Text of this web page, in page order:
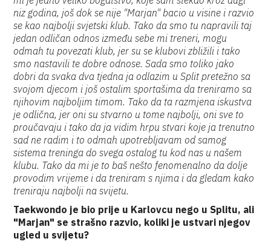
niz godina, još dok se nije "Marjan" bacio u visine i razvio
se kao najbolji svjetski klub. Tako da smo tu napravili taj
jedan odličan odnos između sebe mi treneri, mogu
odmah tu povezati klub, jer su se klubovi zbližili i tako
smo nastavili te dobre odnose. Sada smo toliko jako
dobri da svaka dva tjedna ja odlazim u Split pretežno sa
svojom djecom i još ostalim sportašima da treniramo sa
njihovim najboljim timom. Tako da ta razmjena iskustva
je odlična, jer oni su stvarno u tome najbolji, oni sve to
proučavaju i tako da ja vidim hrpu stvari koje ja trenutno
sad ne radim i to odmah upotrebljavam od samog
sistema treninga do svega ostalog tu kod nas u našem
klubu. Tako da mi je to baš nešto fenomenalno da dolje
provodim vrijeme i da treniram s njima i da gledam kako
treniraju najbolji na svijetu.
Taekwondo je bio prije u Karlovcu nego u Splitu, ali
"Marjan" se strašno razvio, koliki je ustvari njegov
ugled u svijetu?